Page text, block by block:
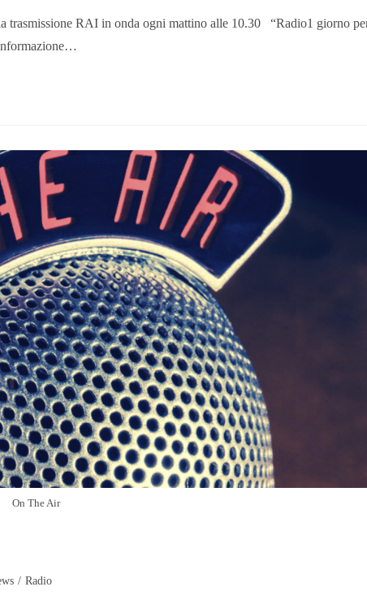
trasmissione RAI in onda ogni mattino alle 10.30 “Radio1 giorno
On The Air
/ Radio